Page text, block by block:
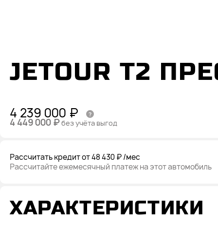
JETOUR T2
4 239 000 ₽
4 449 000 ₽без учёта выгод
Рассчитать кредитот 48 430 ₽/мес
Рассчитайте ежемесячный платеж на этот автомобиль
ХАРАКТЕРИСТИКИ